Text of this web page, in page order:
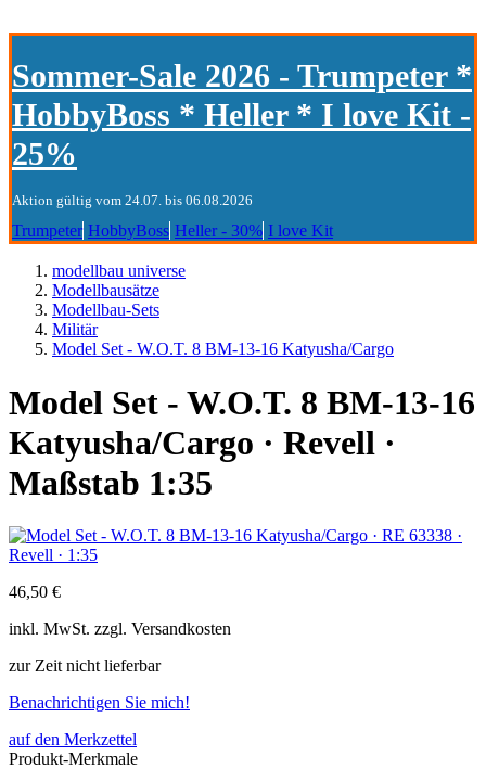
Sommer-Sale 2026 - Trumpeter *
HobbyBoss * Heller * I love Kit -
25%
Aktion gültig vom 24.07. bis 06.08.2026
Trumpeter HobbyBoss Heller - 30% I love Kit
modellbau universe
Modellbausätze
Modellbau-Sets
Militär
Model Set - W.O.T. 8 BM-13-16 Katyusha/Cargo
Model Set - W.O.T. 8 BM-13-16
Katyusha/Cargo · Revell ·
Maßstab 1:35
46,50 €
inkl. MwSt. zzgl. Versandkosten
zur Zeit nicht lieferbar
Benachrichtigen Sie mich!
auf den Merkzettel
Produkt-Merkmale